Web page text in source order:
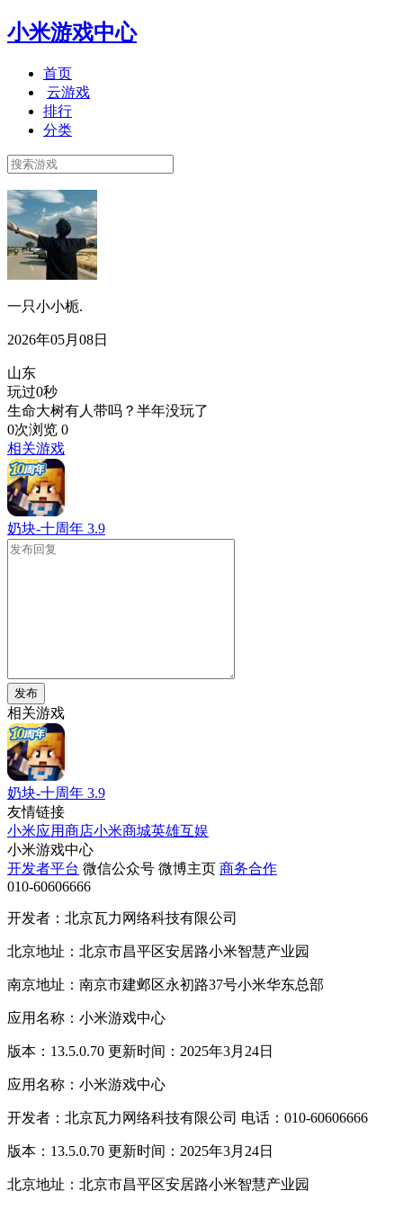
小米游戏中心
首页
云游戏
排行
分类
一只小小栀.
2026年05月08日
山东
玩过0秒
生命大树有人带吗？半年没玩了
0次浏览 0
相关游戏
奶块-十周年 3.9
发布
相关游戏
奶块-十周年 3.9
友情链接
小米应用商店小米商城英雄互娱
小米游戏中心
开发者平台 微信公众号 微博主页 商务合作
010-60606666
开发者：北京瓦力网络科技有限公司
北京地址：北京市昌平区安居路小米智慧产业园
南京地址：南京市建邺区永初路37号小米华东总部
应用名称：小米游戏中心
版本：13.5.0.70 更新时间：2025年3月24日
应用名称：小米游戏中心
开发者：北京瓦力网络科技有限公司 电话：010-60606666
版本：13.5.0.70 更新时间：2025年3月24日
北京地址：北京市昌平区安居路小米智慧产业园